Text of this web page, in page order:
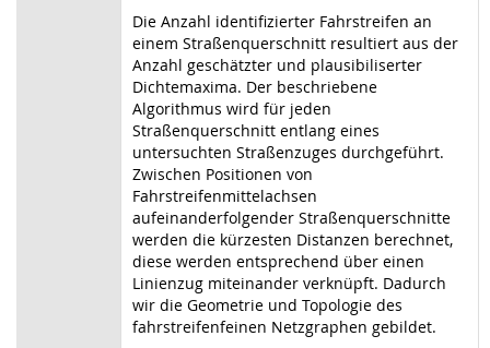
Die Anzahl identifizierter Fahrstreifen an
einem Straßenquerschnitt resultiert aus der
Anzahl geschätzter und plausibiliserter
Dichtemaxima. Der beschriebene
Algorithmus wird für jeden
Straßenquerschnitt entlang eines
untersuchten Straßenzuges durchgeführt.
Zwischen Positionen von
Fahrstreifenmittelachsen
aufeinanderfolgender Straßenquerschnitte
werden die kürzesten Distanzen berechnet,
diese werden entsprechend über einen
Linienzug miteinander verknüpft. Dadurch
wir die Geometrie und Topologie des
fahrstreifenfeinen Netzgraphen gebildet.